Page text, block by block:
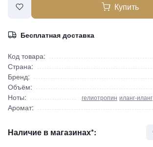
Купить
Бесплатная доставка
Код товара:
Страна:
Бренд:
Объём:
Ноты:
гелиотропин иланг-иланг
Аромат:
Наличие в магазинах*: